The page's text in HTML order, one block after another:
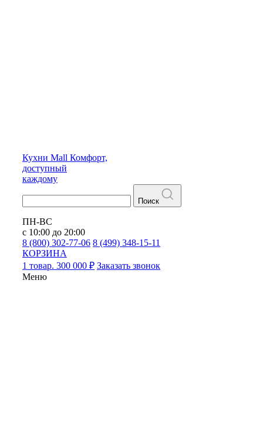
Кухни Mall Комфорт,
доступный
каждому
Поиск
ПН-ВС
с 10:00 до 20:00
8 (800) 302-77-06 8 (499) 348-15-11
КОРЗИНА
1 товар. 300 000 ₽ Заказать звонок
Меню